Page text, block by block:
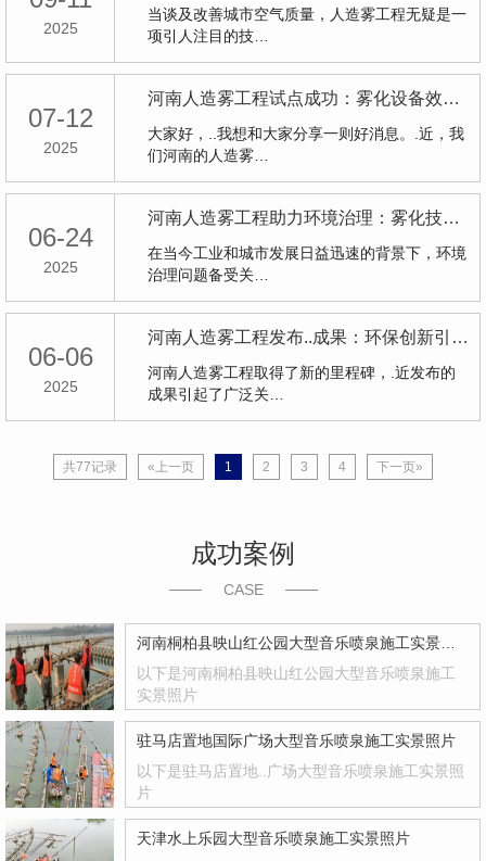
2025
当谈及改善城市空气质量，人造雾工程无疑是一
项引人注目的技…
07-12
2025
河南人造雾工程试点成功：雾化设备效果显著
大家好，..我想和大家分享一则好消息。.近，我
们河南的人造雾…
06-24
2025
河南人造雾工程助力环境治理：雾化技术探索新路
在当今工业和城市发展日益迅速的背景下，环境
治理问题备受关…
06-06
2025
河南人造雾工程发布..成果：环保创新引关注
河南人造雾工程取得了新的里程碑，.近发布的
成果引起了广泛关…
共77记录 «上一页 1 2 3 4 下一页»
成功案例
CASE
以下是河南桐柏县映山红公园大型音乐喷泉施工
实景照片
驻马店置地国际广场大型音乐喷泉施工实景照片
以下是驻马店置地..广场大型音乐喷泉施工实景照
片
天津水上乐园大型音乐喷泉施工实景照片